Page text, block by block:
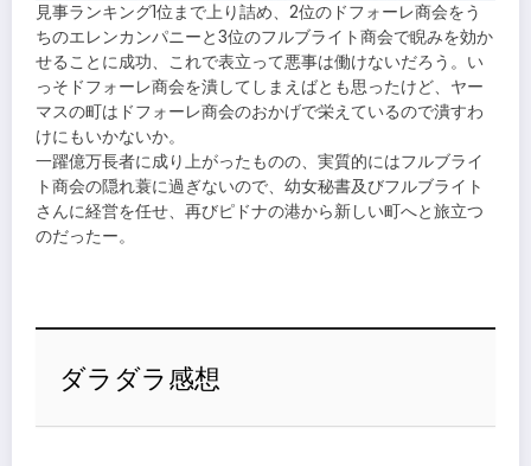
見事ランキング1位まで上り詰め、2位のドフォーレ商会をう
ちのエレンカンパニーと3位のフルブライト商会で睨みを効か
せることに成功、これで表立って悪事は働けないだろう。い
っそドフォーレ商会を潰してしまえばとも思ったけど、ヤー
マスの町はドフォーレ商会のおかげで栄えているので潰すわ
けにもいかないか。
一躍億万長者に成り上がったものの、実質的にはフルブライ
ト商会の隠れ蓑に過ぎないので、幼女秘書及びフルブライト
さんに経営を任せ、再びピドナの港から新しい町へと旅立つ
のだったー。
ダラダラ感想